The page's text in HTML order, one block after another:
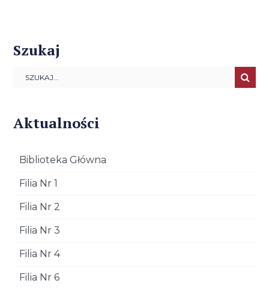
Szukaj
Aktualności
Biblioteka Główna
Filia Nr 1
Filia Nr 2
Filia Nr 3
Filia Nr 4
Filia Nr 6